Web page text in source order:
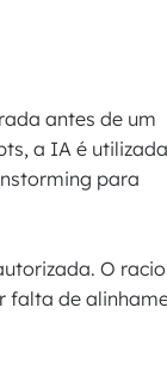
antes de um
a IA é utilizada
para
O
falta de